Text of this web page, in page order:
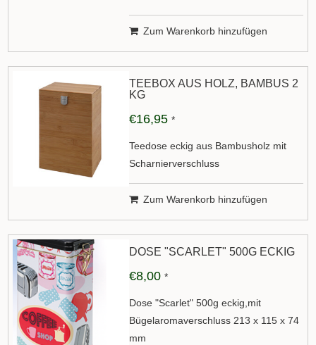
Zum Warenkorb hinzufügen
TEEBOX AUS HOLZ, BAMBUS 2
KG
€16,95 *
Teedose eckig aus Bambusholz mit
Scharnierverschluss
Zum Warenkorb hinzufügen
DOSE "SCARLET" 500G ECKIG
€8,00 *
Dose "Scarlet" 500g eckig,mit
Bügelaromaverschluss 213 x 115 x 74
mm